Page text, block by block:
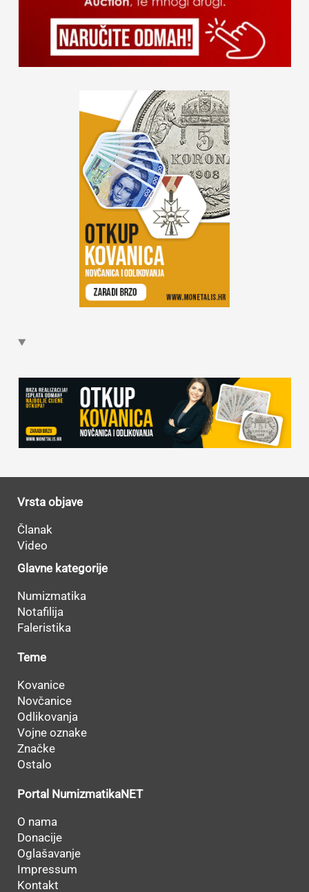
Vrsta objave
Članak
Video
Glavne kategorije
Numizmatika
Notafilija
Faleristika
Teme
Kovanice
Novčanice
Odlikovanja
Vojne oznake
Značke
Ostalo
Portal NumizmatikaNET
O nama
Donacije
Oglašavanje
Impressum
Kontakt